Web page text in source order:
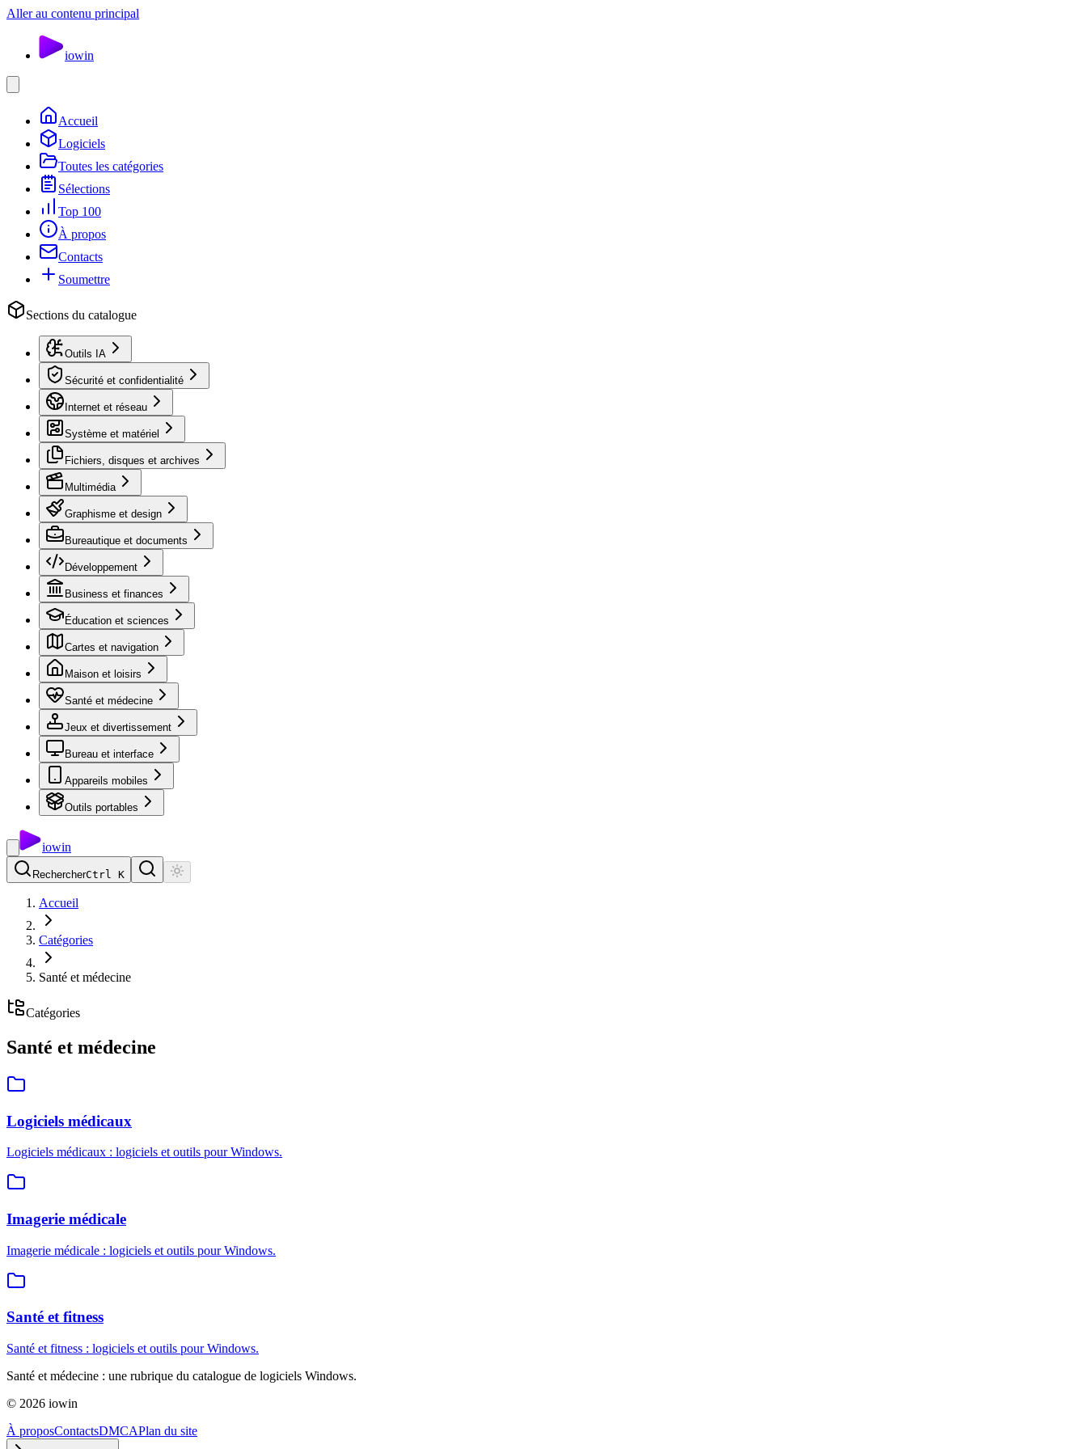
Aller au contenu principal
iowin
Accueil
Logiciels
Toutes les catégories
Sélections
Top 100
À propos
Contacts
Soumettre
Sections du catalogue
Outils IA
Sécurité et confidentialité
Internet et réseau
Système et matériel
Fichiers, disques et archives
Multimédia
Graphisme et design
Bureautique et documents
Développement
Business et finances
Éducation et sciences
Cartes et navigation
Maison et loisirs
Santé et médecine
Jeux et divertissement
Bureau et interface
Appareils mobiles
Outils portables
iowin
RechercherCtrl K
Accueil
Catégories
Santé et médecine
Catégories
Santé et médecine
Logiciels médicaux
Logiciels médicaux : logiciels et outils pour Windows.
Imagerie médicale
Imagerie médicale : logiciels et outils pour Windows.
Santé et fitness
Santé et fitness : logiciels et outils pour Windows.
Santé et médecine : une rubrique du catalogue de logiciels Windows.
© 2026 iowin
À proposContactsDMCAPlan du site